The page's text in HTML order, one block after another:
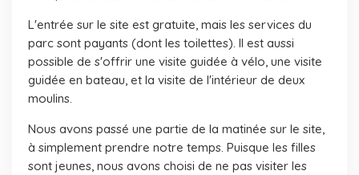
L'entrée sur le site est gratuite, mais les services du
parc sont payants (dont les toilettes). Il est aussi
possible de s'offrir une visite guidée à vélo, une visite
guidée en bateau, et la visite de l'intérieur de deux
moulins.
Nous avons passé une partie de la matinée sur le site,
à simplement prendre notre temps. Puisque les filles
sont jeunes, nous avons choisi de ne pas visiter les